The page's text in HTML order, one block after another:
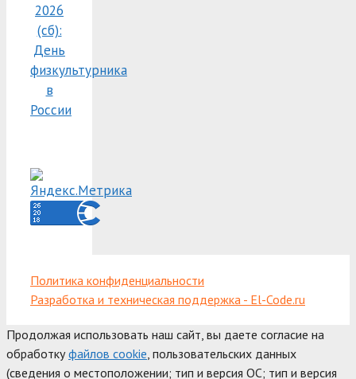
2026
(сб):
День
физкультурника
в
России
Политика конфиденциальности
Разработка и техническая поддержка - El-Code.ru
Продолжая использовать наш сайт, вы даете согласие на
обработкуфайлов cookie , пользовательских данных
(сведения о местоположении; тип и версия ОС; тип и версия